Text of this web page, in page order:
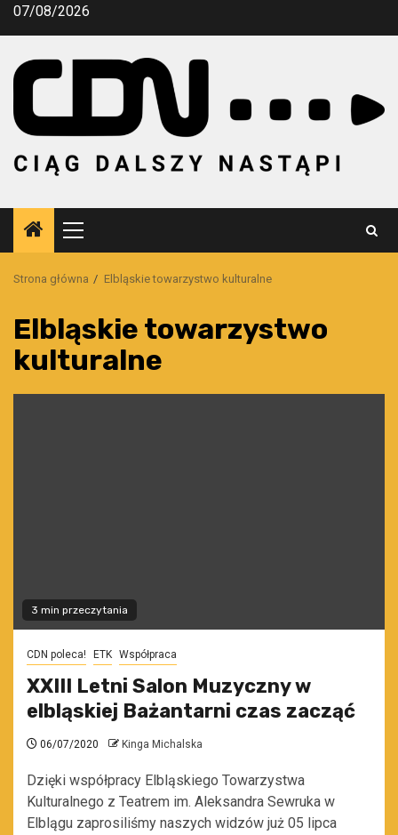
Przejdź
07/08/2026
Menu
główne
Strona główna Elbląskie towarzystwo kulturalne
Elbląskie towarzystwo
kulturalne
3 min przeczytania
CDN poleca! ETK Współpraca
XXIII Letni Salon Muzyczny w
elbląskiej Bażantarni czas zacząć
06/07/2020 Kinga Michalska
Dzięki współpracy Elbląskiego Towarzystwa
Kulturalnego z Teatrem im. Aleksandra Sewruka w
Elblągu zaprosiliśmy naszych widzów już 05 lipca